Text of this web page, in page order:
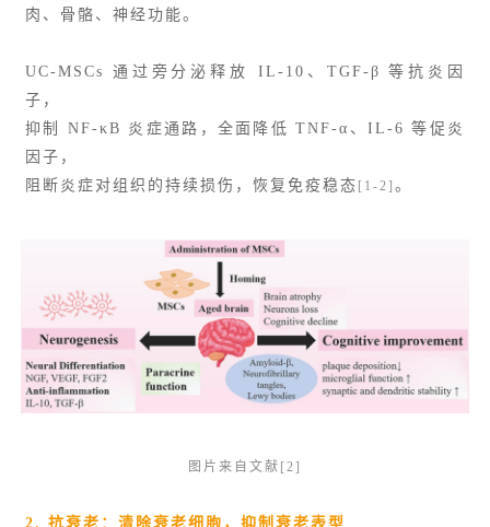
肉、骨骼、神经功能。
UC-MSCs 通过旁分泌释放 IL-10、TGF-β 等抗炎因
子，
抑制 NF-κB 炎症通路，全面降低 TNF-α、IL-6 等促炎
因子，
阻断炎症对组织的持续损伤，恢复免疫稳态 [1-2] 。
图片来自文献[2]
2. 抗衰老：清除衰老细胞，抑制衰老表型